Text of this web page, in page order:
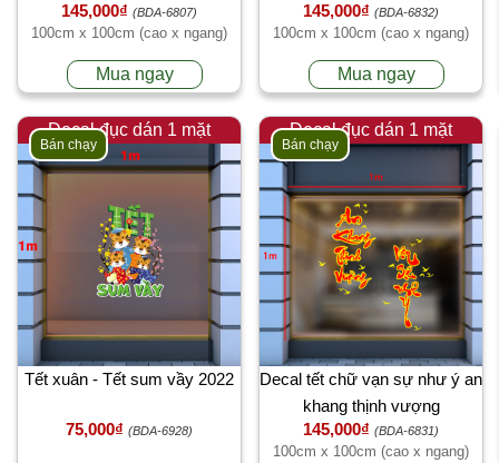
145,000₫ (BDA-6807)
100cm x 100cm (cao x ngang)
Mua ngay
145,000₫ (BDA-6832)
100cm x 100cm (cao x ngang)
Mua ngay
Decal đục dán 1 mặt
Bán chạy
Tết xuân - Tết sum vầy 2022
75,000₫ (BDA-6928)
Decal đục dán 1 mặt
Bán chạy
Decal tết chữ vạn sự như ý an
khang thịnh vượng
145,000₫ (BDA-6831)
100cm x 100cm (cao x ngang)